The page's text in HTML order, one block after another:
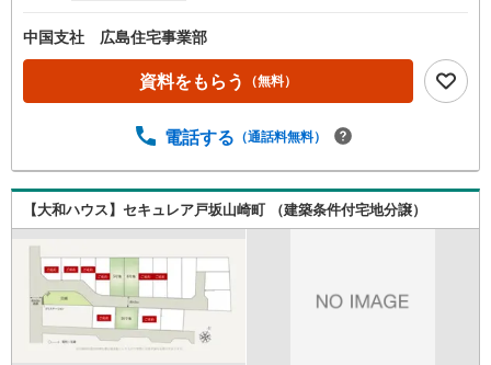
中国支社 広島住宅事業部
資料をもらう （無料）
電話する （通話料無料）
【大和ハウス】セキュレア戸坂山崎町 （建築条件付宅地分譲）